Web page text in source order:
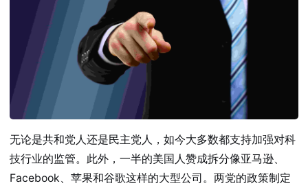
无论是共和党人还是民主党人，如今大多数都支持加强对科
技行业的监管。此外，一半的美国人赞成拆分像亚马逊、
Facebook、苹果和谷歌这样的大型公司。两党的政策制定